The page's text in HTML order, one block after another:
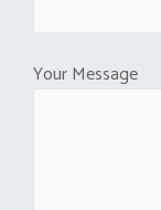
Your Message